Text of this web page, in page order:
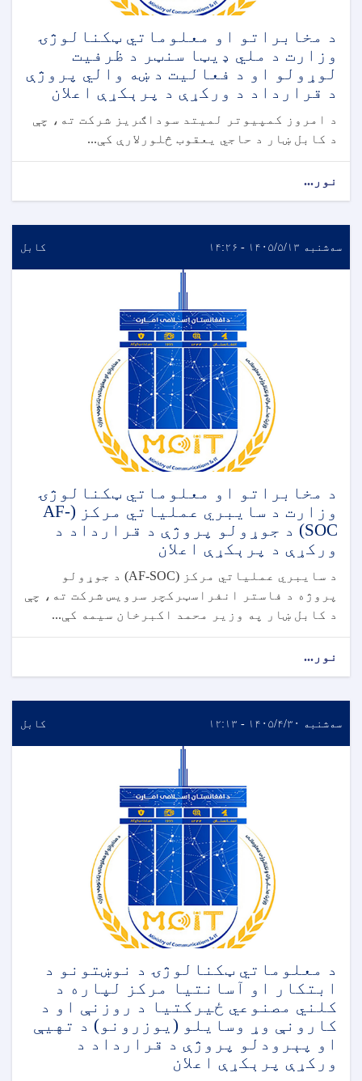
د مخابراتو او معلوماتي ټکنالوژۍ
وزارت د ملي ډیټا سنټر د ظرفیت
لوړولو او د فعالیت د ښه والي پروژې
د قرارداد د ورکړې د پرېکړې اعلان
د امروز کمپیوتر لمیتد سوداګریز شرکت ته، چې
د کابل ښار د حاجي یعقوب څلورلارې کې...
نور...
سه‌شنبه ۱۴۰۵/۵/۱۳ - ۱۴:۲۶ کابل
د مخابراتو او معلوماتي ټکنالوژۍ
وزارت د سایبري عملیاتي مرکز (AF-
SOC) د جوړولو پروژې د قرارداد د
ورکړې د پرېکړې اعلان
د سایبري عملیاتي مرکز (AF-SOC) د جوړولو
پروژه د فاستر انفراسټرکچر سرویس شرکت ته، چې
د کابل ښار په وزیر محمد اکبرخان سیمه کې...
نور...
سه‌شنبه ۱۴۰۵/۴/۳۰ - ۱۲:۱۳ کابل
د معلوماتي ټکنالوژۍ د نوښتونو د
ابتکار او آسانتیا مرکز لپاره د
کلني مصنوعي ځیرکتیا د روزنې او د
کارونې وړ وسایلو (یوزرونو) د تهيې
او پېرودلو پروژې د قرارداد د
ورکړې پرېکړې اعلان